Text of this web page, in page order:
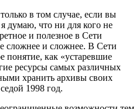
в том случае, если вы
думаю, что ни для кого не
и полезное в Сети
сложнее и сложнее. В Сети
понятие, как «устаревшие
ресурсы самых различных
хранить архивы своих
1998 год.